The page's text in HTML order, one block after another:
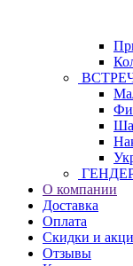
О компании
Доставка
Оплата
Скидки и
Отзывы